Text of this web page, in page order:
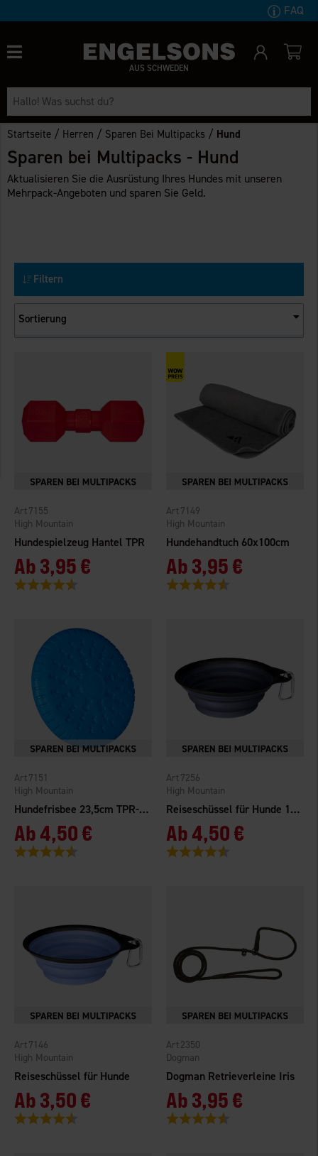
FAQ
AUS SCHWEDEN
Startseite / Herren / Sparen Bei Multipacks / Hund
Sparen bei Multipacks - Hund
Aktualisieren Sie die Ausrüstung Ihres Hundes mit unseren
Mehrpack-Angeboten und sparen Sie Geld.
Filtern
Sortierung
Hundespielzeug Hantel TPR
High Mountain
7155
Ab3,95 €
Bewertung:
Hundehandtuch 60x100cm
High Mountain
7149
Ab3,95 €
Bewertung:
Hundefrisbee 23,5cm TPR-Gummi
High Mountain
7151
Ab4,50 €
Bewertung:
Reiseschüssel für Hunde 1,0L
High Mountain
7256
Ab4,50 €
Bewertung:
Reiseschüssel für Hunde
High Mountain
7146
Ab3,50 €
Bewertung:
Dogman Retrieverleine Iris
Dogman
2350
Ab3,95 €
Bewertung: